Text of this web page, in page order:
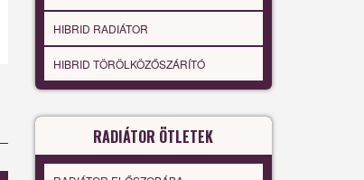
HIBRID RADIÁTOR
HIBRID TÖRÖLKÖZŐSZÁRÍTÓ
RADIÁTOR ÖTLETEK